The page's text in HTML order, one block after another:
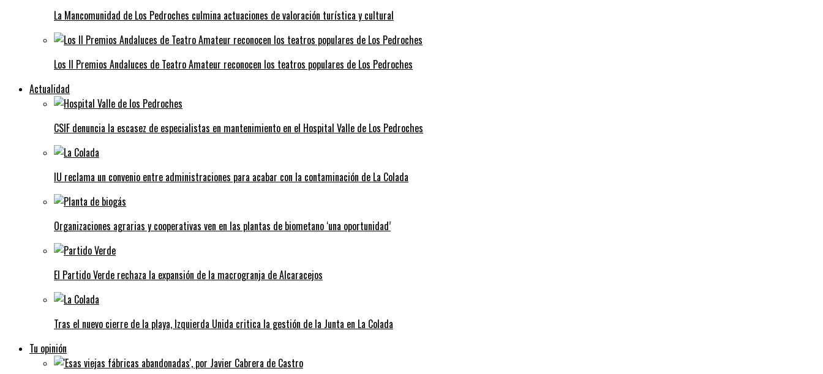
La Mancomunidad de Los Pedroches culmina actuaciones de valoración turística y cultural
Los II Premios Andaluces de Teatro Amateur reconocen los teatros populares de Los Pedroches
Actualidad
CSIF denuncia la escasez de especialistas en mantenimiento en el Hospital Valle de Los Pedroches
IU reclama un convenio entre administraciones para acabar con la contaminación de La Colada
Organizaciones agrarias y cooperativas ven en las plantas de biometano ‘una oportunidad’
El Partido Verde rechaza la expansión de la macrogranja de Alcaracejos
Tras el nuevo cierre de la playa, Izquierda Unida critica la gestión de la Junta en La Colada
Tu opinión